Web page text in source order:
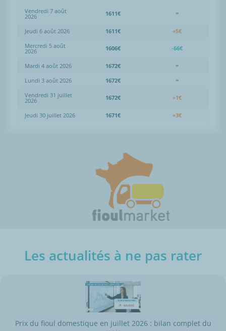
Vendredi 7 août
2026 1611€ =
Jeudi 6 août 2026 1611€
+5€
Mercredi 5 août
2026 1606€ -66€
Mardi 4 août 2026 1672€
=
Lundi 3 août 2026
1672€
=
Vendredi 31 juillet
2026 1672€ +1€
Jeudi 30 juillet 2026 1671€ +3€
Les actualités à ne pas rater
Prix du fioul domestique en juillet 2026 : bilan complet du